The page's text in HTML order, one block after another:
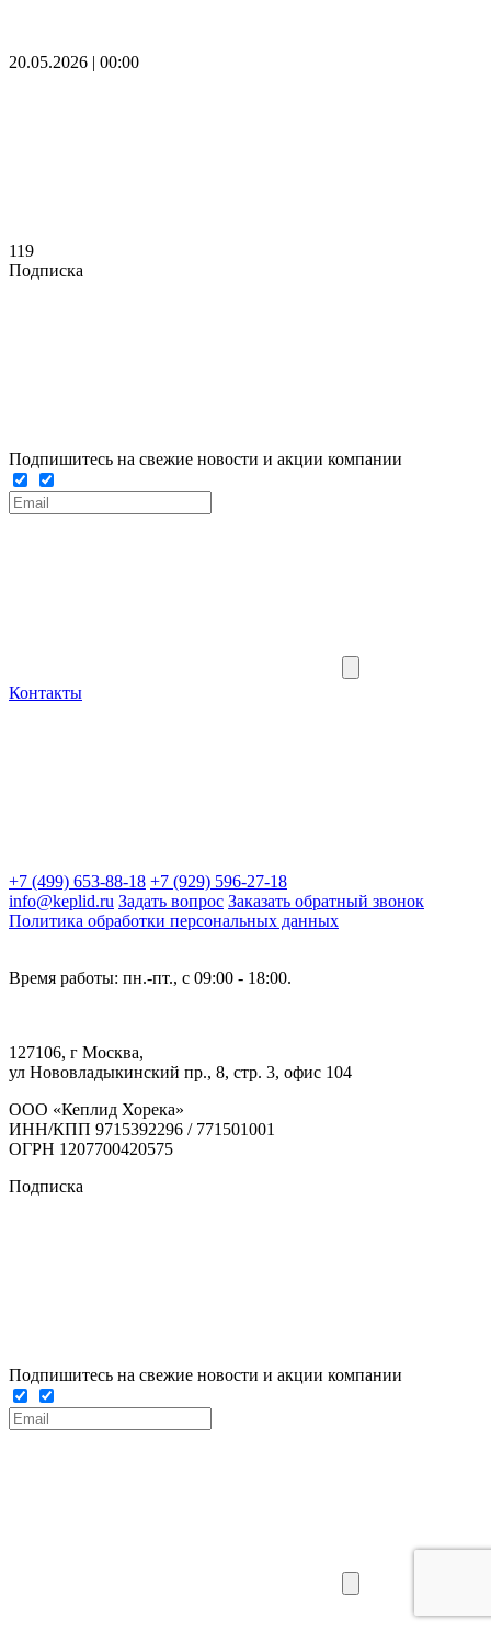
20.05.2026 | 00:00
119
Подписка
Подпишитесь на свежие новости и акции компании
Контакты
+7 (499) 653-88-18 +7 (929) 596-27-18
info@keplid.ru Задать вопрос Заказать обратный звонок
Политика обработки персональных данных
Время работы: пн.-пт., с 09:00 - 18:00.
127106, г Москва,
ул Нововладыкинский пр., 8, стр. 3, офис 104
ООО «Кеплид Хорека»
ИНН/КПП 9715392296 / 771501001
ОГРН 1207700420575
Подписка
Подпишитесь на свежие новости и акции компании